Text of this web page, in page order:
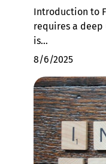
Introduction to
requires a deep
is…
8/6/2025